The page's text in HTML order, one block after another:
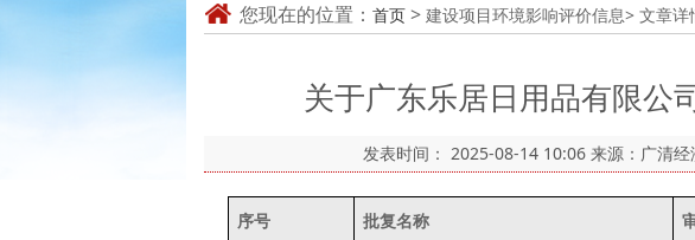
您现在的位置： 首页 > 建设项目环境影响评价信息> 文章详
关于广东乐居日用品有限公
发表时间： 2025-08-14 10:06 来源：广清
序号 批复名称